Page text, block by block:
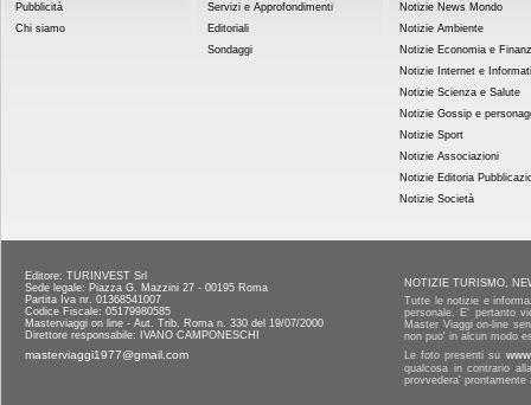
Pubblicità
Chi siamo
Servizi e Approfondimenti
Editoriali
Sondaggi
Notizie News Mondo
Notizie Ambiente
Notizie Economia e
Notizie Internet e
Notizie Scienza e Salute
Notizie Gossip e
Notizie Sport
Notizie Associazioni
Notizie Editoria
Notizie Società
Editore: TURINVEST Srl
Sede legale: Piazza G. Mazzini 27 - 00195 Roma
Partita Iva nr. 01368541007
Codice Fiscale: 05179980585
Masterviaggi on line - Aut. Trib. Roma n. 330 del 19/07/2000
Direttore responsabile: IVANO CAMPONESCHI
masterviaggi1977@gmail.com
NOTIZIE TURISMO,
Tutte le notizie e
personale. E' pertanto
Master Viaggi on-line
non puo' in alcun modo
Le foto presenti su
qualcosa in contrario
provvedera'